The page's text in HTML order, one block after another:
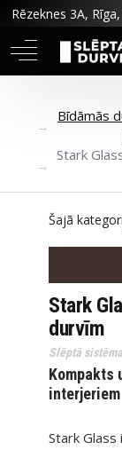
Rēzeknes 3A, Rīga,
Bīdāmās
Stark
Stark
durvīm
Slēptā
Kompakts
interjeriem
Stark
Šajā